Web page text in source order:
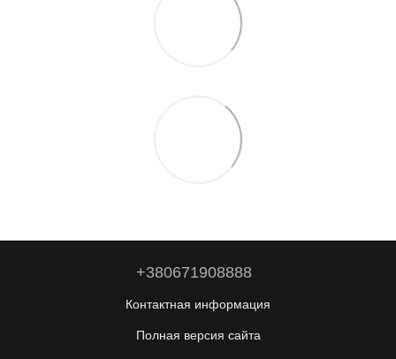
+380671908888
Контактная информация
Полная версия сайта